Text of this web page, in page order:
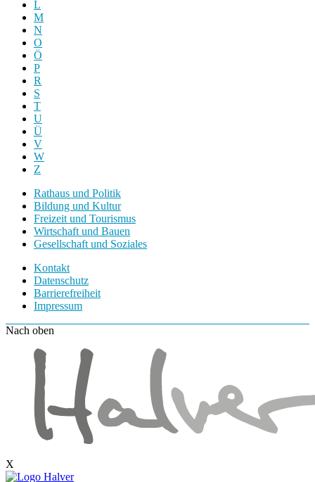
L
M
N
O
Ö
P
R
S
T
U
Ü
V
W
Z
Rathaus und Politik
Bildung und Kultur
Freizeit und Tourismus
Wirtschaft und Bauen
Gesellschaft und Soziales
Kontakt
Datenschutz
Barrierefreiheit
Impressum
Nach oben
X